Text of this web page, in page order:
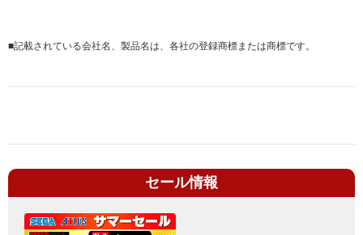
■記載されている会社名、製品名は、各社の登録商標または商標です。
セール情報